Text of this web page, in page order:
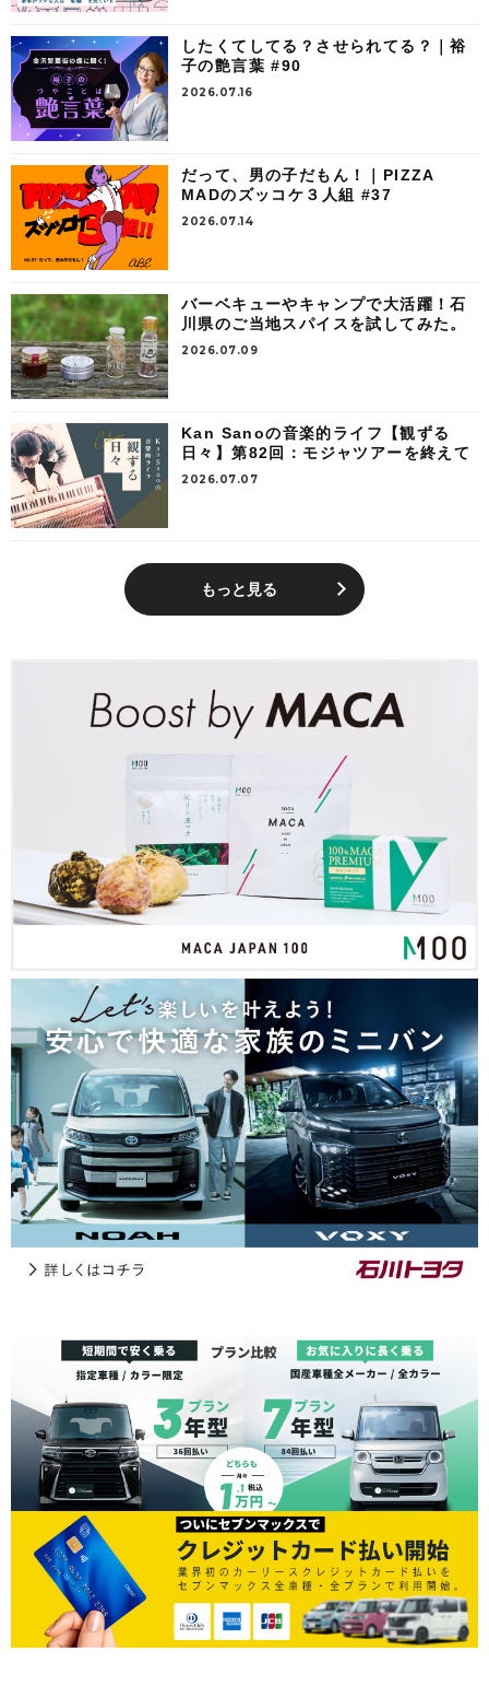
したくてしてる？させられてる？｜裕
子の艶言葉 #90
2026.07.16
だって、男の子だもん！｜PIZZA
MADのズッコケ３人組 #37
2026.07.14
バーベキューやキャンプで大活躍！石
川県のご当地スパイスを試してみた。
2026.07.09
Kan Sanoの音楽的ライフ【観ずる
日々】第82回：モジャツアーを終えて
2026.07.07
もっと見る